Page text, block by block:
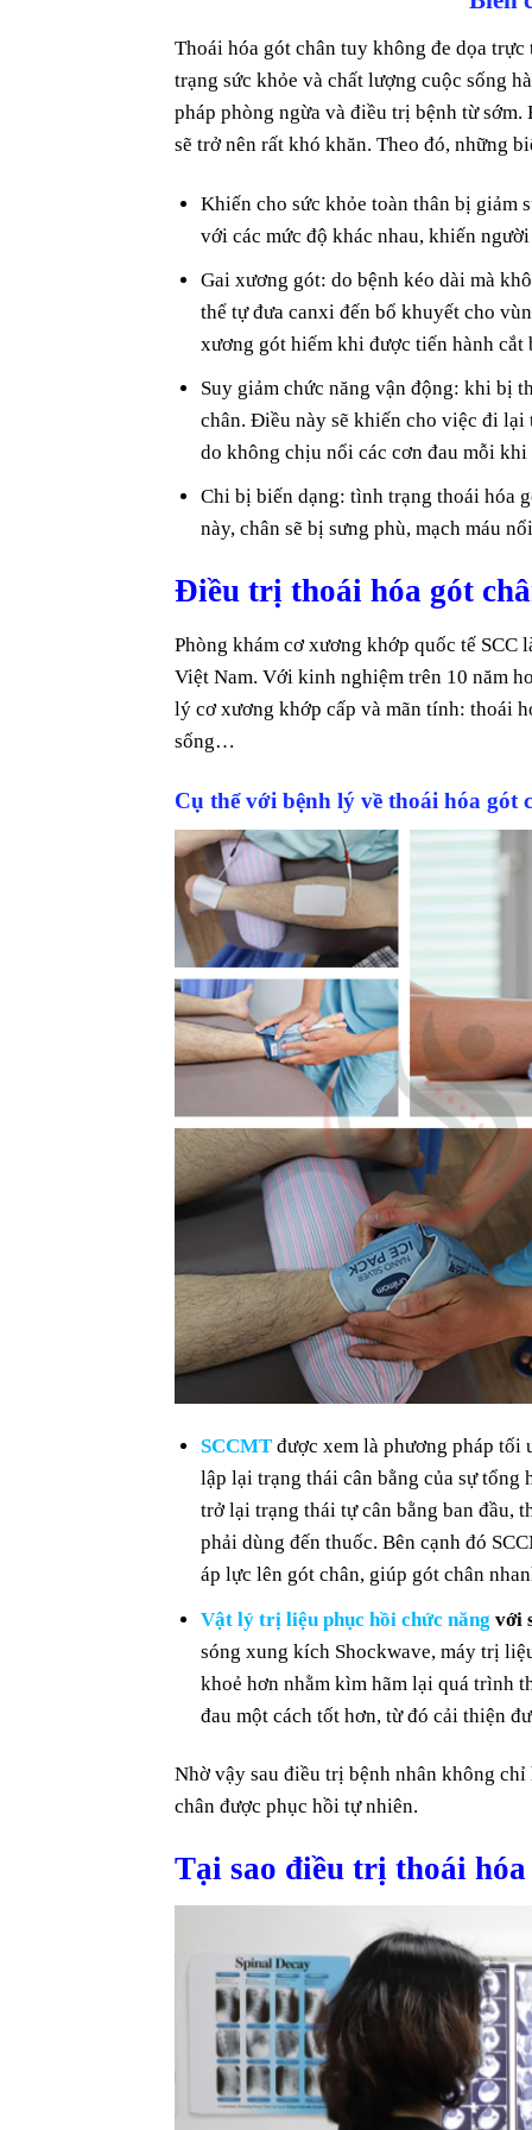
Thoái hóa gót chân tuy không đe dọa
trạng sức khỏe và chất lượng cuộc sống
pháp phòng ngừa và điều trị bệnh từ
sẽ trở nên rất khó khăn. Theo đó, những
Khiến cho sức khỏe toàn thân bị giảm
với các mức độ khác nhau, khiến
Gai xương gót: do bệnh kéo dài mà
thể tự đưa canxi đến bổ khuyết cho
xương gót hiếm khi được tiến hành cắt
Suy giảm chức năng vận động: khi bị
chân. Điều này sẽ khiến cho việc đi
do không chịu nổi các cơn đau mỗi
Chi bị biến dạng: tình trạng thoái hóa
này, chân sẽ bị sưng phù, mạch máu
Điều trị thoái hóa gót
Phòng khám cơ xương khớp quốc tế
Việt Nam. Với kinh nghiệm trên 10 năm
lý cơ xương khớp cấp và mãn tính: thoái
sống…
Cụ thể với bệnh lý về thoái hóa
SCCMT được xem là phương pháp tối
lập lại trạng thái cân bằng của sự tổng
trở lại trạng thái tự cân bằng ban đầu,
phải dùng đến thuốc. Bên cạnh đó
áp lực lên gót chân, giúp gót chân
Vật lý trị liệu phục hồi chức năng với
sóng xung kích Shockwave, máy trị
khoẻ hơn nhằm kìm hãm lại quá trình
đau một cách tốt hơn, từ đó cải thiện
Nhờ vậy sau điều trị bệnh nhân không
chân được phục hồi tự nhiên.
Tại sao điều trị thoái